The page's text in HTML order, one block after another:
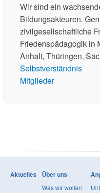
Wir sind ein
Bildungsakteuren.
zivilgesellschaftliche
Friedenspädagogik in
Anhalt, Thüringen,
Selbstverständnis
Mitglieder
Aktuelles Über uns
Was wir wollen